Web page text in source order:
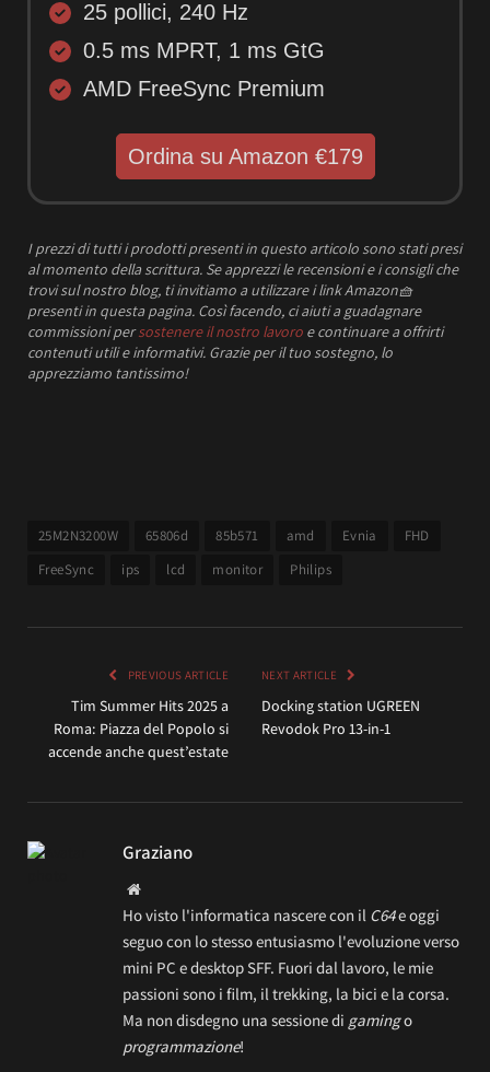
25 pollici, 240 Hz
0.5 ms MPRT, 1 ms GtG
AMD FreeSync Premium
Ordina su Amazon €179
I prezzidi tutti i prodotti presenti in questo articolo sono stati presi
al momento della scrittura. Se apprezzi le recensioni e i consigli che
trovi sul nostro blog, ti invitiamo a utilizzare i link Amazon🧺
presenti in questa pagina. Così facendo, ci aiuti a guadagnare
commissioni persostenere il nostro lavoro e continuare a offrirti
contenuti utili e informativi. Grazie per il tuo sostegno, lo
apprezziamo tantissimo!
25M2N3200W 65806d 85b571 amd Evnia
FHD
FreeSync
ips lcd monitor Philips
PREVIOUS ARTICLE
Tim Summer Hits 2025 a
Roma: Piazza del Popolo si
accende anche quest’estate
NEXT ARTICLE
Docking station UGREEN
Revodok Pro 13-in-1
Graziano
Website
Ho visto l'informatica nascere con il C64e oggi
seguo con lo stesso entusiasmo l'evoluzione verso
mini PC e desktop SFF. Fuori dal lavoro, le mie
passioni sono i film, il trekking, la bici e la corsa.
Ma non disdegno una sessione di gamingo
programmazione!